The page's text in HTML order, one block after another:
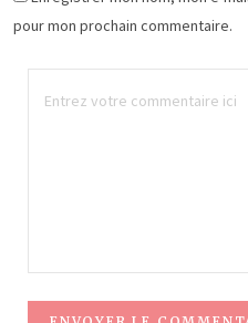
pour mon prochain commentaire.